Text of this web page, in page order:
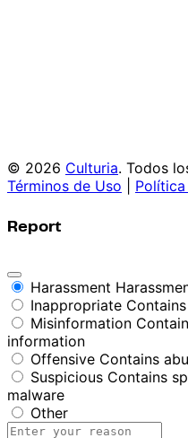
© 2026 Culturia. Todos
Términos de Uso
Report
Harassment
Inappropriate
Misinformation
information
Offensive Contains
Suspicious Contains
malware
Other
Report